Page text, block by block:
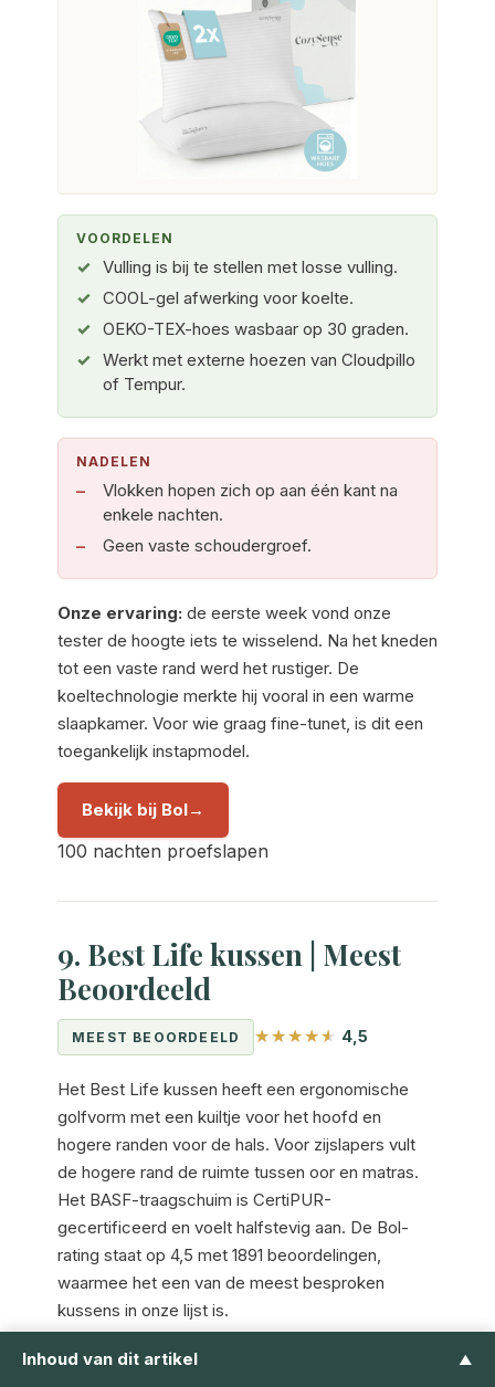
VOORDELEN
Vulling is bij te stellen met losse vulling.
COOL-gel afwerking voor koelte.
OEKO-TEX-hoes wasbaar op 30 graden.
Werkt met externe hoezen van Cloudpillo
of Tempur.
NADELEN
Vlokken hopen zich op aan één kant na
enkele nachten.
Geen vaste schoudergroef.
Onze ervaring: de eerste week vond onze
tester de hoogte iets te wisselend. Na het kneden
tot een vaste rand werd het rustiger. De
koeltechnologie merkte hij vooral in een warme
slaapkamer. Voor wie graag fine-tunet, is dit een
toegankelijk instapmodel.
Bekijk bij Bol
100 nachten proefslapen
9. Best Life kussen | Meest
Beoordeeld
MEEST BEOORDEELD 4,5
Het Best Life kussen heeft een ergonomische
golfvorm met een kuiltje voor het hoofd en
hogere randen voor de hals. Voor zijslapers vult
de hogere rand de ruimte tussen oor en matras.
Het BASF-traagschuim is CertiPUR-
gecertificeerd en voelt halfstevig aan. De Bol-
rating staat op 4,5 met 1891 beoordelingen,
waarmee het een van de meest besproken
kussens in onze lijst is.
Inhoud van dit artikel ▲